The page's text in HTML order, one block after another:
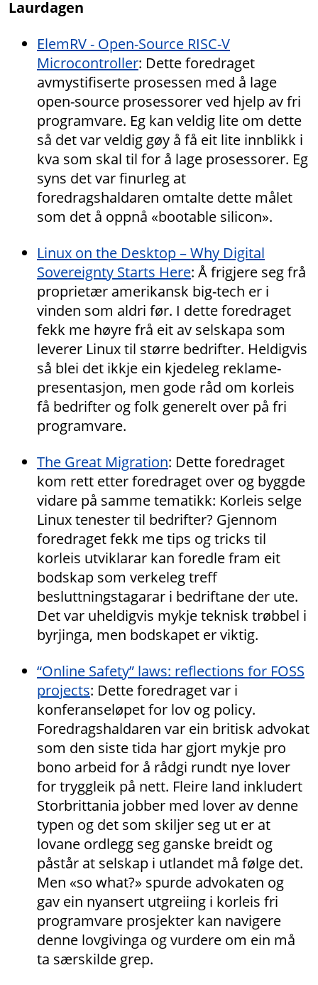
Laurdagen
ElemRV - Open-Source RISC-V
Microcontroller: Dette foredraget
avmystifiserte prosessen med å lage
open-source prosessorer ved hjelp av fri
programvare. Eg kan veldig lite om dette
så det var veldig gøy å få eit lite innblikk i
kva som skal til for å lage prosessorer. Eg
syns det var finurleg at
foredragshaldaren omtalte dette målet
som det å oppnå «bootable silicon».
Linux on the Desktop – Why Digital
Sovereignty Starts Here: Å frigjere seg frå
proprietær amerikansk big-tech er i
vinden som aldri før. I dette foredraget
fekk me høyre frå eit av selskapa som
leverer Linux til større bedrifter. Heldigvis
så blei det ikkje ein kjedeleg reklame-
presentasjon, men gode råd om korleis
få bedrifter og folk generelt over på fri
programvare.
The Great Migration: Dette foredraget
kom rett etter foredraget over og byggde
vidare på samme tematikk: Korleis selge
Linux tenester til bedrifter? Gjennom
foredraget fekk me tips og tricks til
korleis utviklarar kan foredle fram eit
bodskap som verkeleg treff
besluttningstagarar i bedriftane der ute.
Det var uheldigvis mykje teknisk trøbbel i
byrjinga, men bodskapet er viktig.
“Online Safety” laws: reflections for FOSS
projects: Dette foredraget var i
konferanseløpet for lov og policy.
Foredragshaldaren var ein britisk advokat
som den siste tida har gjort mykje pro
bono arbeid for å rådgi rundt nye lover
for tryggleik på nett. Fleire land inkludert
Storbrittania jobber med lover av denne
typen og det som skiljer seg ut er at
lovane ordlegg seg ganske breidt og
påstår at selskap i utlandet må følge det.
Men «so what?» spurde advokaten og
gav ein nyansert utgreiing i korleis fri
programvare prosjekter kan navigere
denne lovgivinga og vurdere om ein må
ta særskilde grep.